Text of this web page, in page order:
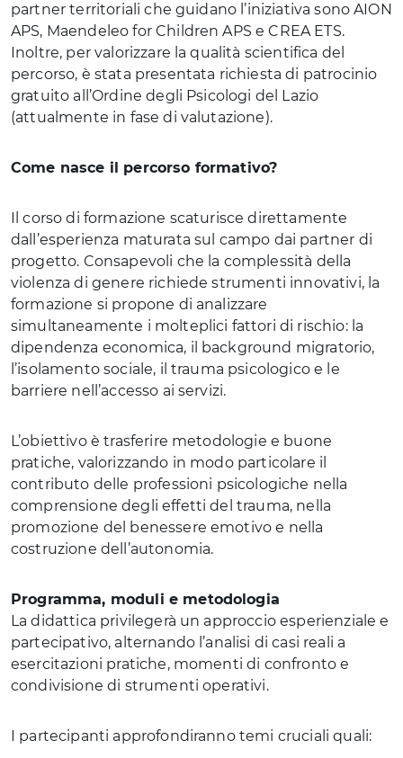
partner territoriali che guidano l’iniziativa sono AION
APS, Maendeleo for Children APS e CREA ETS.
Inoltre, per valorizzare la qualità scientifica del
percorso, è stata presentata richiesta di patrocinio
gratuito all’Ordine degli Psicologi del Lazio
(attualmente in fase di valutazione).
Come nasce il percorso formativo?
Il corso di formazione scaturisce direttamente
dall’esperienza maturata sul campo dai partner di
progetto. Consapevoli che la complessità della
violenza di genere richiede strumenti innovativi, la
formazione si propone di analizzare
simultaneamente i molteplici fattori di rischio: la
dipendenza economica, il background migratorio,
l’isolamento sociale, il trauma psicologico e le
barriere nell’accesso ai servizi.
L’obiettivo è trasferire metodologie e buone
pratiche, valorizzando in modo particolare il
contributo delle professioni psicologiche nella
comprensione degli effetti del trauma, nella
promozione del benessere emotivo e nella
costruzione dell’autonomia.
Programma, moduli e metodologia
La didattica privilegerà un approccio esperienziale e
partecipativo, alternando l’analisi di casi reali a
esercitazioni pratiche, momenti di confronto e
condivisione di strumenti operativi.
I partecipanti approfondiranno temi cruciali quali: